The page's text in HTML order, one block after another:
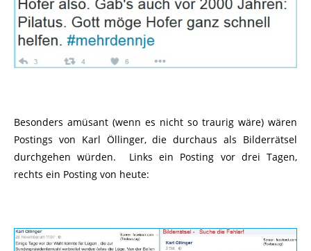
Besonders amüsant (wenn es nicht so traurig wäre) wären
Postings von Karl Öllinger, die durchaus als Bilderrätsel
durchgehen würden. Links ein Posting vor drei Tagen,
rechts ein Posting von heute: